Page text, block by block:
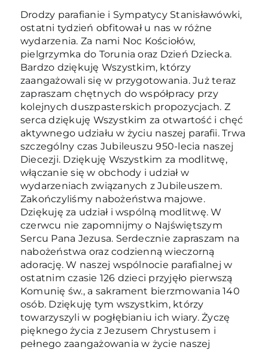
Drodzy parafianie i Sympatycy Stanisławówki,
ostatni tydzień obfitował u nas w różne
wydarzenia. Za nami Noc Kościołów,
pielgrzymka do Torunia oraz Dzień Dziecka.
Bardzo dziękuję Wszystkim, którzy
zaangażowali się w przygotowania. Już teraz
zapraszam chętnych do współpracy przy
kolejnych duszpasterskich propozycjach. Z
serca dziękuję Wszystkim za otwartość i chęć
aktywnego udziału w życiu naszej parafii. Trwa
szczególny czas Jubileuszu 950-lecia naszej
Diecezji. Dziękuję Wszystkim za modlitwę,
włączanie się w obchody i udział w
wydarzeniach związanych z Jubileuszem.
Zakończyliśmy nabożeństwa majowe.
Dziękuję za udział i wspólną modlitwę. W
czerwcu nie zapomnijmy o Najświętszym
Sercu Pana Jezusa. Serdecznie zapraszam na
nabożeństwa oraz codzienną wieczorną
adorację. W naszej wspólnocie parafialnej w
ostatnim czasie 126 dzieci przyjęło pierwszą
Komunię św., a sakrament bierzmowania 140
osób. Dziękuję tym wszystkim, którzy
towarzyszyli w pogłębianiu ich wiary. Życzę
pięknego życia z Jezusem Chrystusem i
pełnego zaangażowania w życie naszej